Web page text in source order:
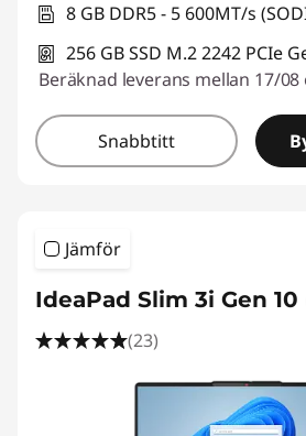
8 GB DDR5 - 5 600MT/s
256 GB SSD M.2 2242 PCIe
Beräknad leverans mellan 17/08
Snabbtitt
Jämför
IdeaPad Slim 3i Gen 10
(23)